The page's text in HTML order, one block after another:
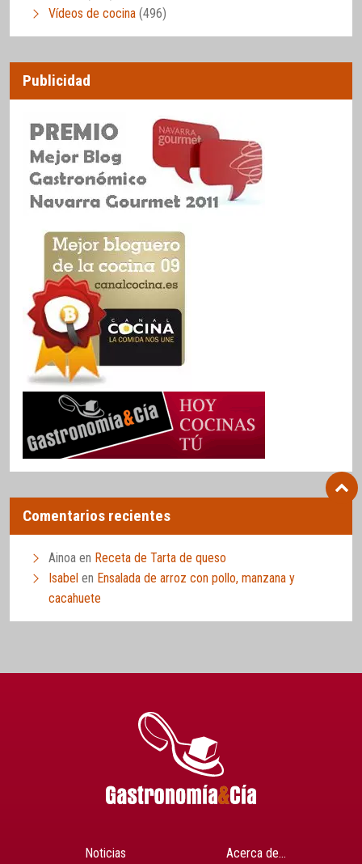
Vídeos de cocina (496)
Publicidad
Comentarios recientes
Ainoa en Receta de Tarta de queso
Isabel en Ensalada de arroz con pollo, manzana y
cacahuete
Noticias Acerca de…